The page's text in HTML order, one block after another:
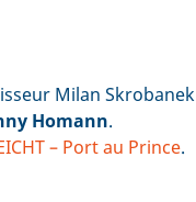
Milan Skrobanek
Homann.
– Port au Prince.